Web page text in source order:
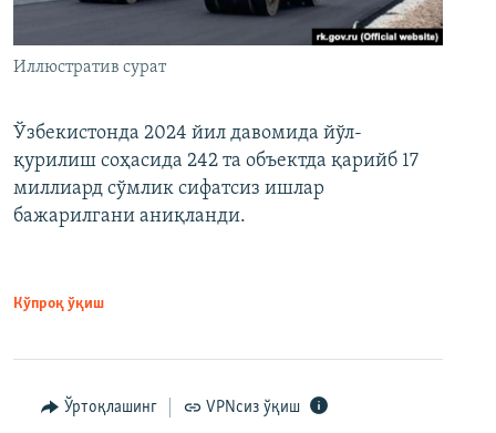
Иллюстратив сурат
Ўзбекистонда 2024 йил давомида йўл-
қурилиш соҳасида 242 та объектда қарийб 17
миллиард сўмлик сифатсиз ишлар
бажарилгани аниқланди.
Кўпроқ ўқиш
Ўртоқлашинг VPNсиз ўқиш